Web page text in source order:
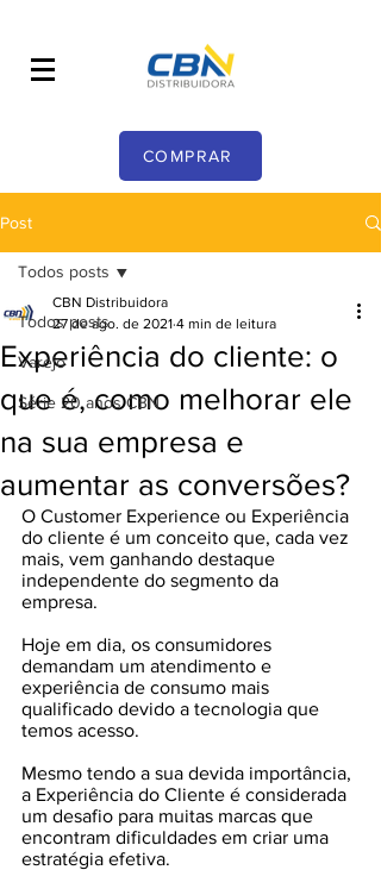
COMPRAR
Post
Todos posts
Varejo
Série 20 anos CBN
Todos posts
Experiência do cliente: o
que é, como melhorar ele
na sua empresa e
aumentar as conversões?
CBN Distribuidora
27 de ago. de 2021 4 min de leitura
O Customer Experience ou Experiência
do cliente é um conceito que, cada vez
mais, vem ganhando destaque
independente do segmento da
empresa.
Hoje em dia, os consumidores
demandam um atendimento e
experiência de consumo mais
qualificado devido a tecnologia que
temos acesso.
Mesmo tendo a sua devida importância,
a Experiência do Cliente é considerada
um desafio para muitas marcas que
encontram dificuldades em criar uma
estratégia efetiva.